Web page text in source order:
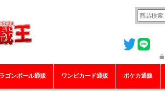
ラゴンボール通販 ワンピカード通販 ポケカ通販